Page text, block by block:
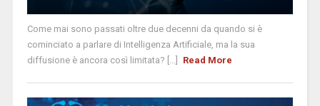
Come mai sono passati oltre due decenni da quando si è
cominciato a parlare di Intelligenza Artificiale, ma la sua
diffusione è ancora così limitata? [...]
Read More